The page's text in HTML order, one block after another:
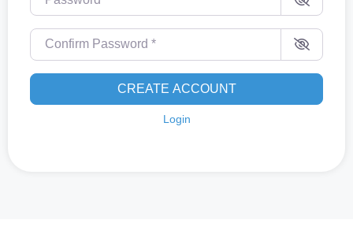
Confirm Password
CREATE ACCOUNT
Login